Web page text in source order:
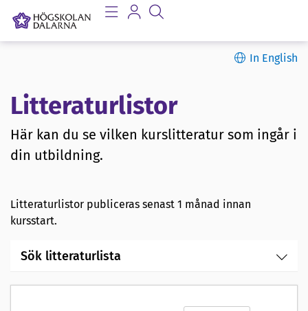
In English
Litteraturlistor
Här kan du se vilken kurslitteratur som ingår i
din utbildning.
Litteraturlistor publiceras senast 1 månad innan
kursstart.
Sök litteraturlista